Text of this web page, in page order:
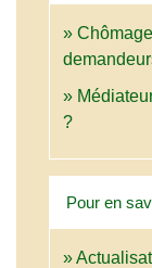
?
Pour en